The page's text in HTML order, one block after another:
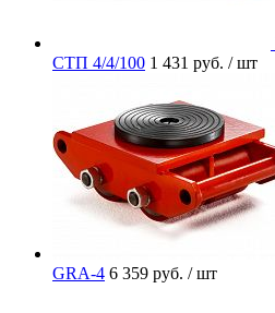
СТП 4/4/100 1 431 руб. / шт
GRA-4 6 359 руб. / шт